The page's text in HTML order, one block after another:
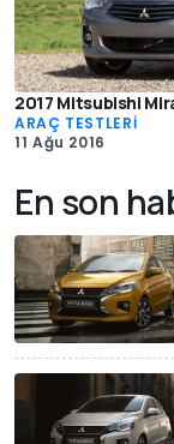
2017 Mitsubishi
ARAÇ TESTLERİ
11 Ağu 2016
En son